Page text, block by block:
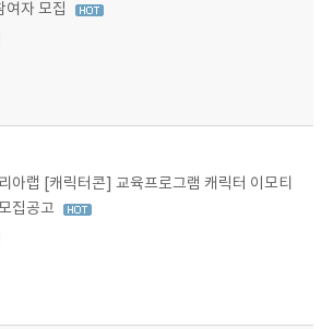
여자 모집
아랩 [캐릭터콘] 교육프로그램 캐릭터 이모티
집공고